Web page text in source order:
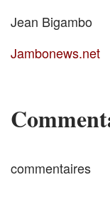
Jean Bigambo
Jambonews.net
commentaires